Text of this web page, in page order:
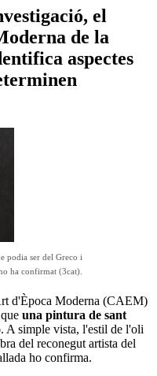
el
de la
aspectes
podia ser del Greco i
ha confirmat (3cat).
d'Època Moderna (CAEM)
una pintura de sant
. A simple vista, l'estil de l'oli
del reconegut artista del
ho confirma.